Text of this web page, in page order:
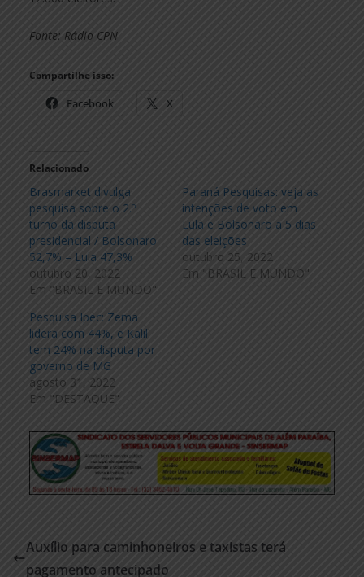
Fonte: Rádio CPN
Compartilhe isso:
Facebook X
Relacionado
Brasmarket divulga
pesquisa sobre o 2.º
turno da disputa
presidencial / Bolsonaro
52,7% – Lula 47,3%
outubro 20, 2022
Em "BRASIL E MUNDO"
Paraná Pesquisas: veja as
intenções de voto em
Lula e Bolsonaro a 5 dias
das eleições
outubro 25, 2022
Em "BRASIL E MUNDO"
Pesquisa Ipec: Zema
lidera com 44%, e Kalil
tem 24% na disputa por
governo de MG
agosto 31, 2022
Em "DESTAQUE"
Auxílio para caminhoneiros e taxistas terá
pagamento antecipado